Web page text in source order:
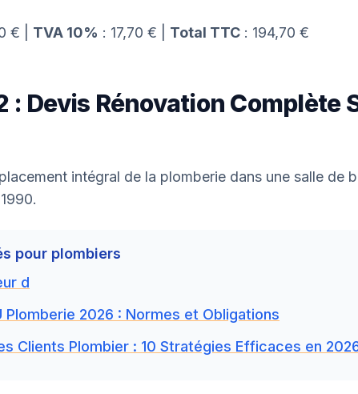
€ | TVA 10% : 17,70 € | Total TTC : 194,70 €
: Devis Rénovation Complète
intégral de la plomberie dans une salle de
pour plombiers
d
Plomberie 2026 : Normes et Obligations
Clients Plombier : 10 Stratégies Efficaces en